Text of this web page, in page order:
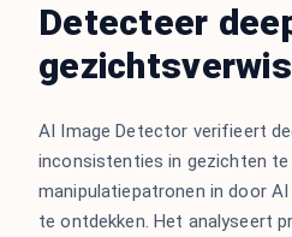
Detecteer
AI Image Detector verifieert
inconsistenties in gezichten te
manipulatiepatronen in door
te ontdekken. Het analyseert